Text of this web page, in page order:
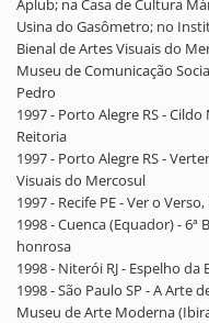
Aplub; na Casa de Cultura
Usina do Gasômetro; no
Bienal de Artes Visuais do
Museu de Comunicação
Pedro
1997 - Porto Alegre RS - Cildo
Reitoria
1997 - Porto Alegre RS -
Visuais do Mercosul
1997 - Recife PE - Ver o
1998 - Cuenca (Equador) -
honrosa
1998 - Niterói RJ - Espelho
1998 - São Paulo SP - A Arte
Museu de Arte Moderna